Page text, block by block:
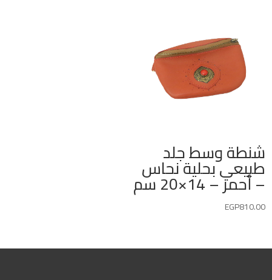
شنطة وسط جلد
طبيعي بحلية نحاس
– أحمر – 14×20 سم
EGP810.00